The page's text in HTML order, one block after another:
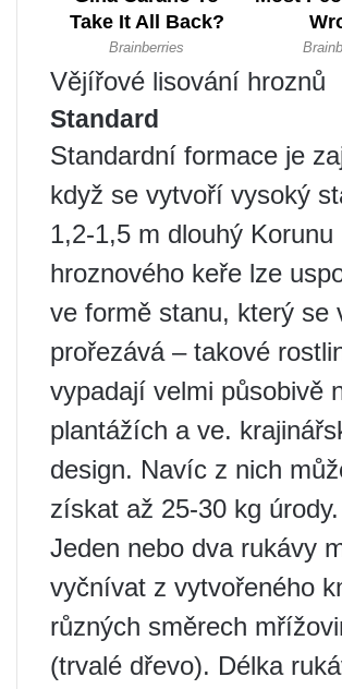
Vějířové lisování hroznů
Standard
Standardní formace je
když se vytvoří vysoký
1,2-1,5 m dlouhý Korunu
hroznového keře lze
ve formě stanu, který se
prořezává – takové
vypadají velmi působivě
plantážích a ve.
design. Navíc z nich
získat až 25-30 kg úrody.
Jeden nebo dva rukávy
vyčnívat z vytvořeného
různých směrech
(trvalé dřevo). Délka